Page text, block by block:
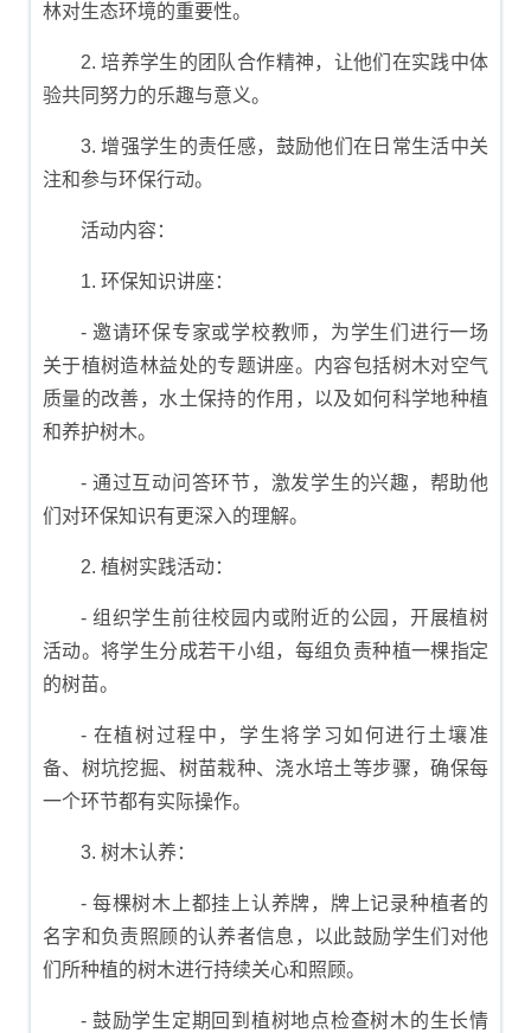
林对生态环境的重要性。
2. 培养学生的团队合作精神，让他们在实践中体
验共同努力的乐趣与意义。
3. 增强学生的责任感，鼓励他们在日常生活中关
注和参与环保行动。
活动内容：
1. 环保知识讲座：
- 邀请环保专家或学校教师，为学生们进行一场
关于植树造林益处的专题讲座。内容包括树木对空气
质量的改善，水土保持的作用，以及如何科学地种植
和养护树木。
- 通过互动问答环节，激发学生的兴趣，帮助他
们对环保知识有更深入的理解。
2. 植树实践活动：
- 组织学生前往校园内或附近的公园，开展植树
活动。将学生分成若干小组，每组负责种植一棵指定
的树苗。
- 在植树过程中，学生将学习如何进行土壤准
备、树坑挖掘、树苗栽种、浇水培土等步骤，确保每
一个环节都有实际操作。
3. 树木认养：
- 每棵树木上都挂上认养牌，牌上记录种植者的
名字和负责照顾的认养者信息，以此鼓励学生们对他
们所种植的树木进行持续关心和照顾。
- 鼓励学生定期回到植树地点检查树木的生长情